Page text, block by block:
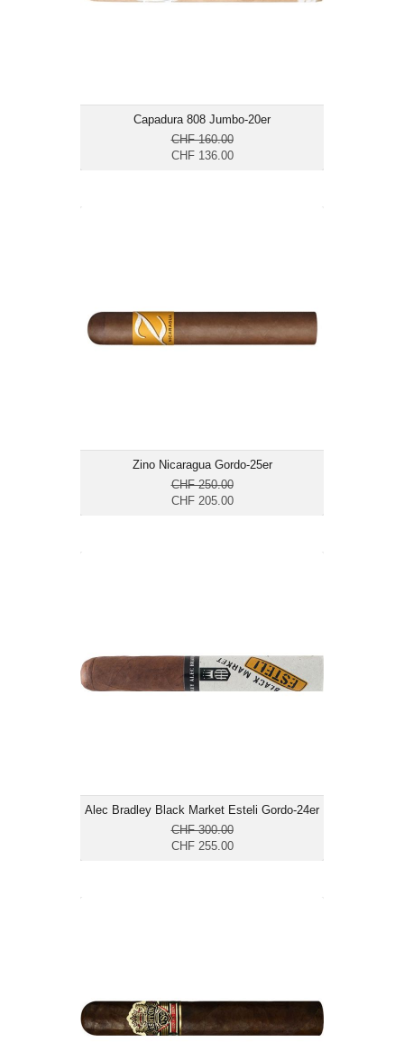
Capadura 808 Jumbo-20er
CHF 160.00
CHF 136.00
Zino Nicaragua Gordo-25er
CHF 250.00
CHF 205.00
Ringmass: 60
Länge: 15.2
mittelkräftig
Alec Bradley Black Market Esteli Gordo-24er
CHF 300.00
CHF 255.00
Ringmass: 60
Länge: 15.2
Ringmass: 56
Länge: 15.2
kräftig